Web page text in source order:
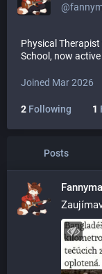
@
Physical
School, now
Joined Mar 2026
2 Following 1
Posts